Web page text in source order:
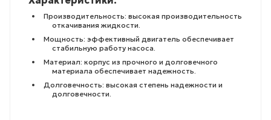
Производительность: высокая производительность
откачивания жидкости.
Мощность: эффективный двигатель обеспечивает
стабильную работу насоса.
Материал: корпус из прочного и долговечного
материала обеспечивает надежность.
Долговечность: высокая степень надежности и
долговечности.